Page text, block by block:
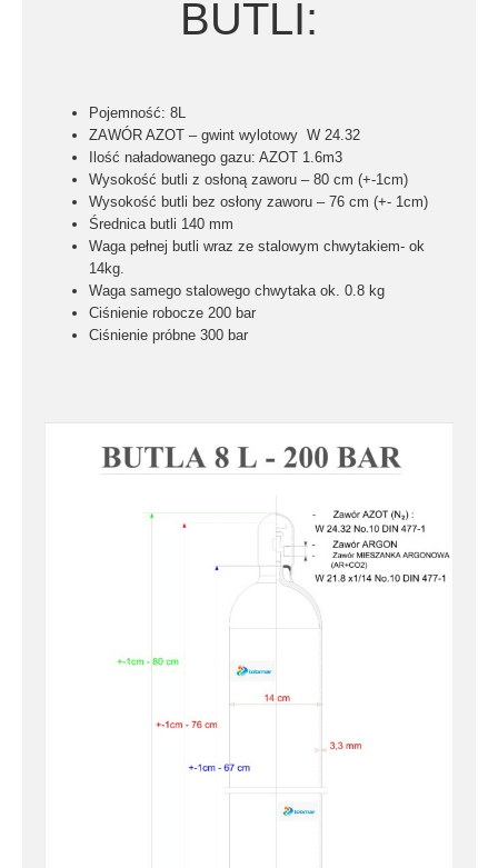
BUTLI:
Pojemność: 8L
ZAWÓR AZOT – gwint wylotowy W 24.32
Ilość naładowanego gazu: AZOT 1.6m3
Wysokość butli z osłoną zaworu – 80 cm (+-1cm)
Wysokość butli bez osłony zaworu – 76 cm (+- 1cm)
Średnica butli 140 mm
Waga pełnej butli wraz ze stalowym chwytakiem- ok
14kg.
Waga samego stalowego chwytaka ok . 0.8 kg
Ciśnienie robocze 200 bar
Ciśnienie próbne 300 bar